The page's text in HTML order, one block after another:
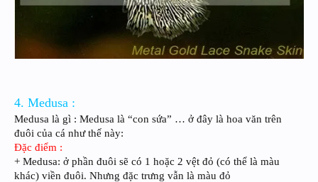
4. Medusa :
Medusa là gì : Medusa là “con sứa” … ở đây là hoa văn trên
đuôi của cá như thế này:
Đặc điểm :
+ Medusa: ở phần đuôi sẽ có 1 hoặc 2 vệt đỏ (có thể là màu
khác) viền đuôi. Nhưng đặc trưng vẫn là màu đỏ